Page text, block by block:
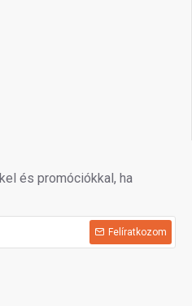
és promóciókkal, ha
Felíratkozom